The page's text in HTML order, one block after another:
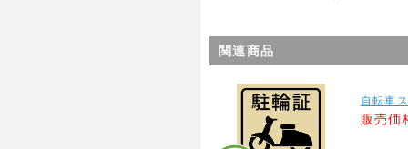
関連商品
自転車
販売価